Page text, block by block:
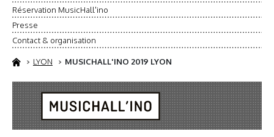
Réservation MusicHall'ino
Presse
Contact & organisation
LYON MUSICHALL'INO 2019 LYON